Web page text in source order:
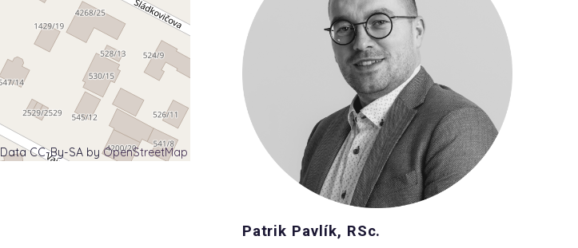
Data CC-By-SA byOpenStreetMap
Patrik Pavlík, RSc.